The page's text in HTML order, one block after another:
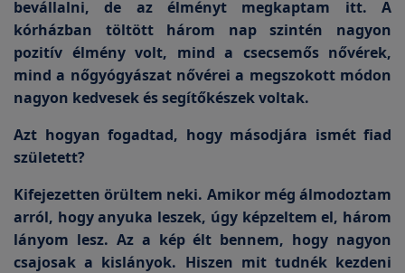
bevállalni, de az élményt megkaptam itt. A
kórházban töltött három nap szintén nagyon
pozitív élmény volt, mind a csecsemős nővérek,
mind a nőgyógyászat nővérei a megszokott módon
nagyon kedvesek és segítőkészek voltak.
Azt hogyan fogadtad, hogy másodjára ismét fiad
született?
Kifejezetten örültem neki. Amikor még álmodoztam
arról, hogy anyuka leszek, úgy képzeltem el, három
lányom lesz. Az a kép élt bennem, hogy nagyon
csajosak a kislányok. Hiszen mit tudnék kezdeni